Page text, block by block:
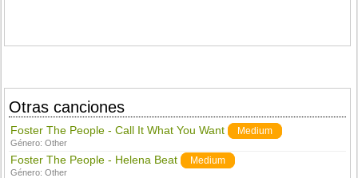
Otras canciones
Foster The People - Call It What You Want Medium
Género:Other
Foster The People - Helena Beat Medium
Género:Other